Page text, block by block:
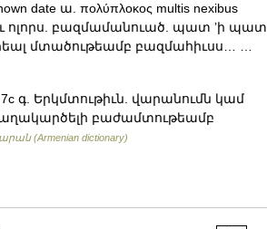
date ա. πολύπλοκος multis nexibus
եւ ոլորս. բազմամանուած. պատ ʼի պատ
մտածութեամբ բազմահիւսս… …
7c գ. Երկմտութիւն. վարանումն կամ
բաժամտութեամբ
(Armenian dictionary)